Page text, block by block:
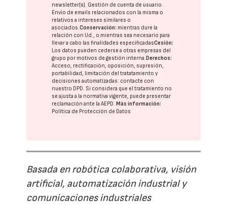
newsletter(s). Gestión de cuenta de usuario.
Envío de emails relacionados con la misma o
relativos a intereses similares o
asociados.Conservación: mientras dure la
relación con Ud., o mientras sea necesario para
llevar a cabo las finalidades especificadasCesión:
Los datos pueden cederse a otras empresas del
grupo por motivos de gestión interna. Derechos:
Acceso, rectificación, oposición, supresión,
portabilidad, limitación del tratatamiento y
decisiones automatizadas: contacte con
nuestro DPD. Si considera que el tratamiento no
se ajusta a la normativa vigente, puede presentar
reclamación ante laAEPD. Más información:
Política de Protección de Datos
Basada en robótica colaborativa, visión
artificial, automatización industrial y
comunicaciones industriales